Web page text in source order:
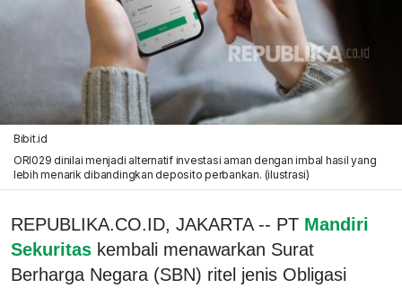
Bibit.id
ORI029 dinilai menjadi alternatif investasi aman dengan imbal hasil yang
lebih menarik dibandingkan deposito perbankan. (ilustrasi)
REPUBLIKA.CO.ID, JAKARTA -- PT Mandiri
Sekuritas kembali menawarkan Surat
Berharga Negara (SBN) ritel jenis Obligasi